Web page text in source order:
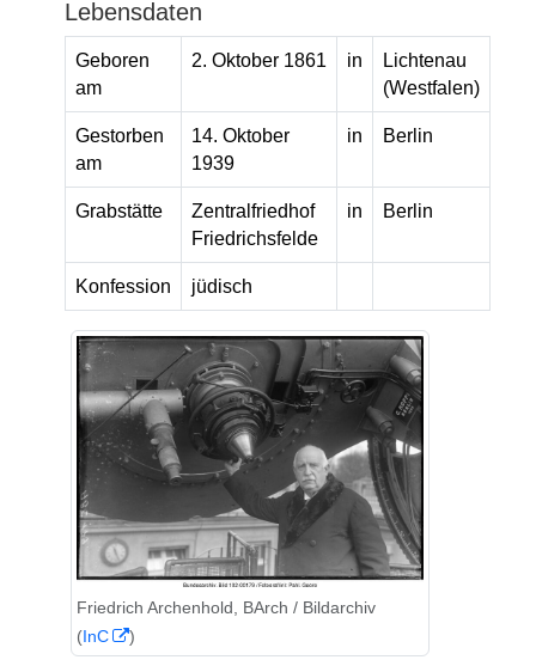
Lebensdaten
Geboren
am
2. Oktober 1861 in
Lichtenau
(Westfalen)
Gestorben
am
14. Oktober
1939
in Berlin
Grabstätte
Zentralfriedhof
Friedrichsfelde
in Berlin
Konfession jüdisch
Friedrich Archenhold, BArch / Bildarchiv
(InC )